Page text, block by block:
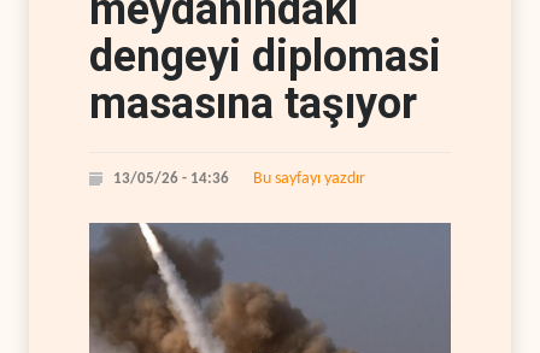
dengeyi diplomasi
masasına taşıyor
13/05/26 - 14:36 Bu sayfayı yazdır